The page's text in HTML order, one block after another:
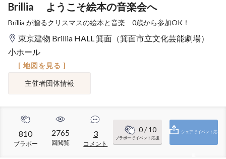
Brillia ようこそ絵本の音楽会へ
Brillia が贈るクリスマスの絵本と音楽 0歳から参加OK！
東京建物 Brillia HALL 箕面（箕面市立文化芸能劇場）
小ホール
[ 地図を見る ]
主催者団体情報
810
ブラボー
2765
回閲覧
3
コメント
0/ 10
ブラボーでイベント応援
シェアでイベント応